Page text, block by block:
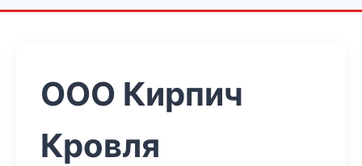
ООО Кирпич
Кровля